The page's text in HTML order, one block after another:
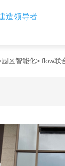
造领导者
园区智能化> flow联